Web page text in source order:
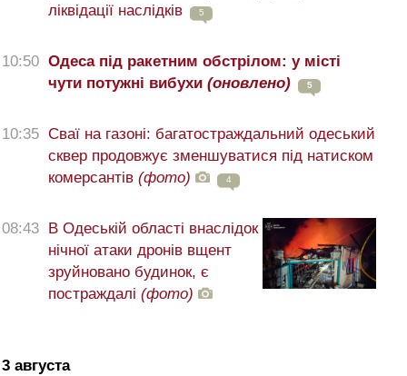
ліквідації наслідків
5
10:50 Одеса під ракетним обстрілом: у місті
чути потужні вибухи (оновлено) 5
10:35 Сваї на газоні: багатостраждальний одеський
сквер продовжує зменшуватися під натиском
комерсантів (фото) 4
08:43
В Одеській області внаслідок
нічної атаки дронів вщент
зруйновано будинок, є
постраждалі (фото)
3 августа